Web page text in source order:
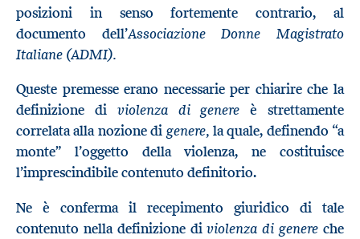
posizioni in senso fortemente contrario, al
documento dell’Associazione Donne Magistrato
Italiane (ADMI).
Queste premesse erano necessarie per chiarire che la
definizione di violenza di genere è strettamente
correlata alla nozione di genere, la quale, definendo “a
monte” l’oggetto della violenza, ne costituisce
l’imprescindibile contenuto definitorio.
Ne è conferma il recepimento giuridico di tale
contenuto nella definizione diviolenza di genere che